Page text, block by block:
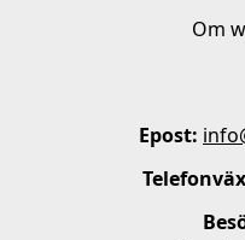
Om
Epost: